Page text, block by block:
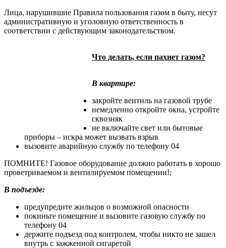
Лица, нарушившие Правила пользования газом в быту, несут
административную и уголовную ответственность в
соответствии с действующим законодательством.
Что делать, если пахнет газом?
В квартире:
закройте вентиль на газовой трубе
немедленно откройте окна, устройте
сквозняк
не включайте свет или бытовые
приборы – искра может вызвать взрыв
вызовите аварийную службу по телефону 04
ПОМНИТЕ! Газовое оборудование должно работать в хорошо
проветриваемом и вентилируемом помещении!;
В подъезде:
предупредите жильцов о возможной опасности
покиньте помещение и вызовите газовую службу по
телефону 04
держите подъезд под контролем, чтобы никто не зашел
внутрь с зажженной сигаретой